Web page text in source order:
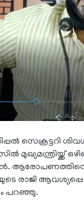
സെക്രട്ടറി
മുഖ്യമന്ത്രിയ്ക്ക്
ആരോപണത്തിന്റെ
രാജി
പറഞ്ഞു.